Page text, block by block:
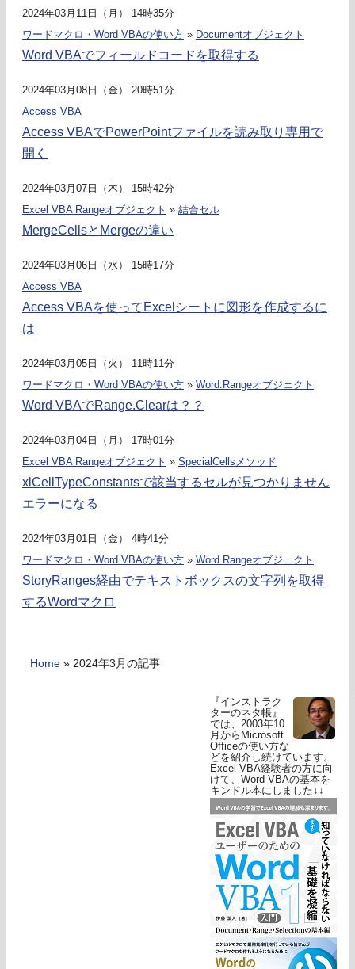
2024年03月11日（月） 14時35分
ワードマクロ・Word VBAの使い方 » Documentオブジェクト
Word VBAでフィールドコードを取得する
2024年03月08日（金） 20時51分
Access VBA
Access VBAでPowerPointファイルを読み取り専用で
開く
2024年03月07日（木） 15時42分
Excel VBA Rangeオブジェクト » 結合セル
MergeCellsとMergeの違い
2024年03月06日（水） 15時17分
Access VBA
Access VBAを使ってExcelシートに図形を作成するに
は
2024年03月05日（火） 11時11分
ワードマクロ・Word VBAの使い方 » Word.Rangeオブジェクト
Word VBAでRange.Clearは？？
2024年03月04日（月） 17時01分
Excel VBA Rangeオブジェクト » SpecialCellsメソッド
xlCellTypeConstantsで該当するセルが見つかりません
エラーになる
2024年03月01日（金） 4時41分
ワードマクロ・Word VBAの使い方 » Word.Rangeオブジェクト
StoryRanges経由でテキストボックスの文字列を取得
するWordマクロ
Home » 2024年3月の記事
『インストラク
ターのネタ帳』
では、2003年10
月からMicrosoft
Officeの使い方な
どを紹介し続けています。
Excel VBA経験者の方に向
けて、Word VBAの基本を
キンドル本にしました↓↓